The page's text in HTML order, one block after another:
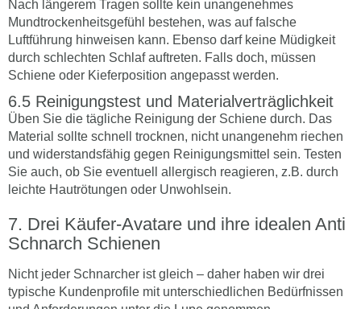
Nach längerem Tragen sollte kein unangenehmes
Mundtrockenheitsgefühl bestehen, was auf falsche
Luftführung hinweisen kann. Ebenso darf keine Müdigkeit
durch schlechten Schlaf auftreten. Falls doch, müssen
Schiene oder Kieferposition angepasst werden.
Reinigungstest und Materialverträglichkeit
Üben Sie die tägliche Reinigung der Schiene durch. Das
Material sollte schnell trocknen, nicht unangenehm riechen
und widerstandsfähig gegen Reinigungsmittel sein. Testen
Sie auch, ob Sie eventuell allergisch reagieren, z.B. durch
leichte Hautrötungen oder Unwohlsein.
Drei Käufer-Avatare und ihre idealen Anti
Schnarch Schienen
Nicht jeder Schnarcher ist gleich – daher haben wir drei
typische Kundenprofile mit unterschiedlichen Bedürfnissen